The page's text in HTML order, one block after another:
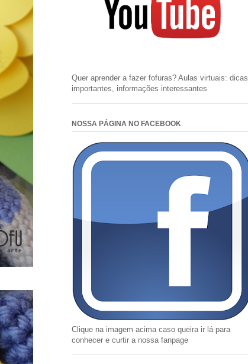
Quer aprender a fazer fofuras? Aulas virtuais: dicas
importantes, informações interessantes
NOSSA PÁGINA NO FACEBOOK
Clique na imagem acima caso queira ir lá para
conhecer e curtir a nossa fanpage